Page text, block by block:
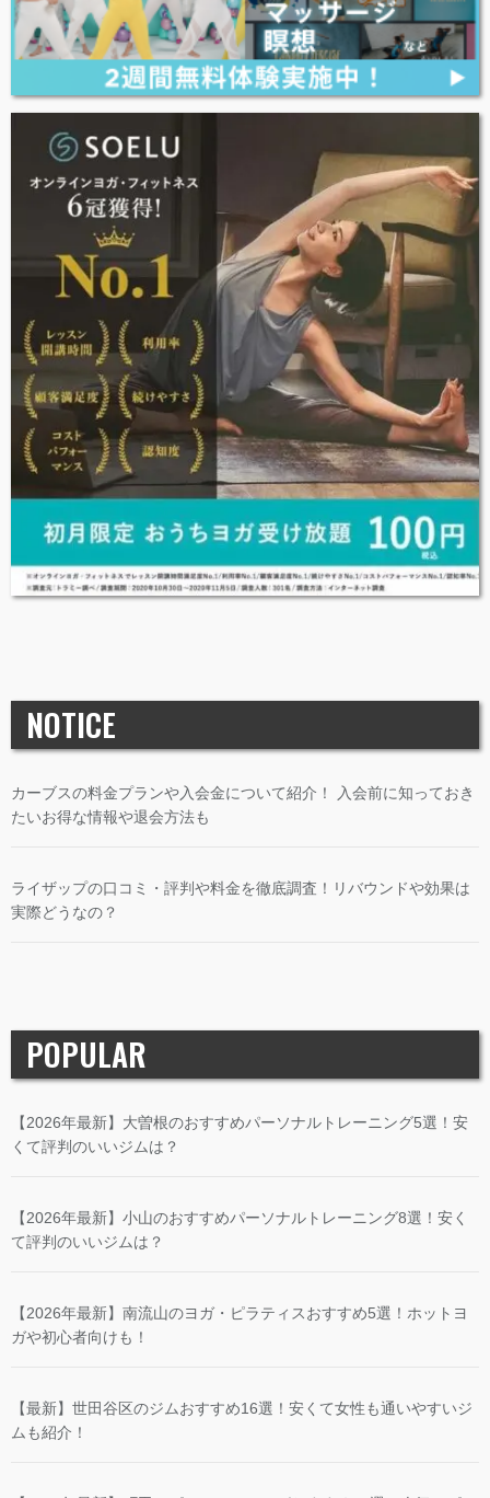
NOTICE
カーブスの料金プランや入会金について紹介！ 入会前に知っておき
たいお得な情報や退会方法も
ライザップの口コミ・評判や料金を徹底調査！リバウンドや効果は
実際どうなの？
POPULAR
【2026年最新】大曽根のおすすめパーソナルトレーニング5選！安
くて評判のいいジムは？
【2026年最新】小山のおすすめパーソナルトレーニング8選！安く
て評判のいいジムは？
【2026年最新】南流山のヨガ・ピラティスおすすめ5選！ホットヨ
ガや初心者向けも！
【最新】世田谷区のジムおすすめ16選！安くて女性も通いやすいジ
ムも紹介！